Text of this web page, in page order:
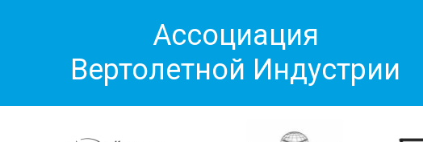
Ассоциация
Вертолетной Индустрии